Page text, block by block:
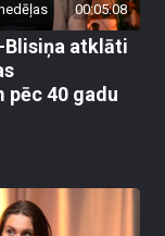
00:05:08
Blisiņa atklāti
pēc 40 gadu